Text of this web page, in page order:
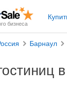
бизнеса
Барнаул